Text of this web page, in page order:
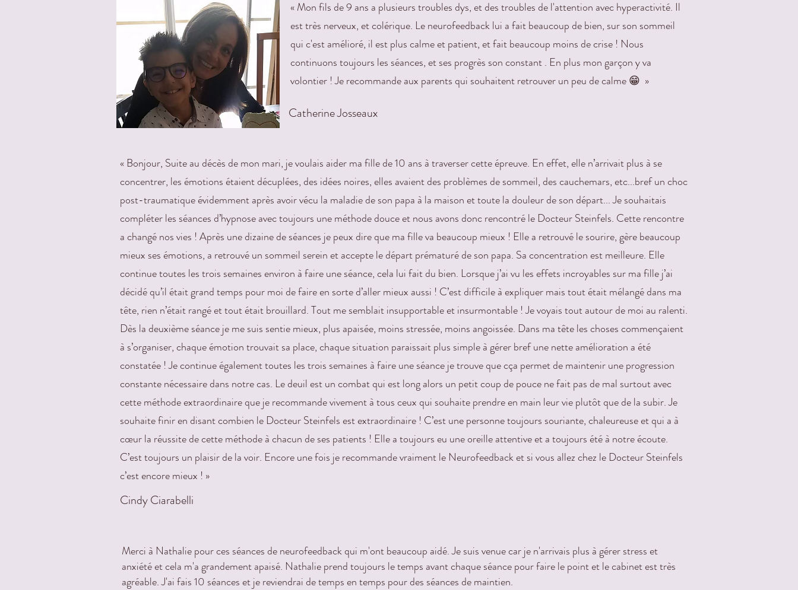
« Mon fils de 9 ans a plusieurs troubles dys, et des troubles de l'attention avec hyperactivité. Il
est très nerveux, et colérique. Le neurofeedback lui a fait beaucoup de bien, sur son sommeil
qui c'est amélioré, il est plus calme et patient, et fait beaucoup moins de crise ! Nous
continuons toujours les séances, et ses progrès son constant . En plus mon garçon y va
volontier ! Je recommande aux parents qui souhaitent retrouver un peu de calme 😁 »
Catherine Josseaux
« Bonjour, Suite au décès de mon mari, je voulais aider ma fille de 10 ans à traverser cette épreuve. En effet, elle n’arrivait plus à se
concentrer, les émotions étaient décuplées, des idées noires, elles avaient des problèmes de sommeil, des cauchemars, etc...bref un choc
post-traumatique évidemment après avoir vécu la maladie de son papa à la maison et toute la douleur de son départ... Je souhaitais
compléter les séances d’hypnose avec toujours une méthode douce et nous avons donc rencontré le Docteur Steinfels. Cette rencontre
a changé nos vies ! Après une dizaine de séances je peux dire que ma fille va beaucoup mieux ! Elle a retrouvé le sourire, gère beaucoup
mieux ses émotions, a retrouvé un sommeil serein et accepte le départ prématuré de son papa. Sa concentration est meilleure. Elle
continue toutes les trois semaines environ à faire une séance, cela lui fait du bien. Lorsque j’ai vu les effets incroyables sur ma fille j’ai
décidé qu’il était grand temps pour moi de faire en sorte d’aller mieux aussi ! C’est difficile à expliquer mais tout était mélangé dans ma
tête, rien n’était rangé et tout était brouillard. Tout me semblait insupportable et insurmontable ! Je voyais tout autour de moi au ralenti.
Dès la deuxième séance je me suis sentie mieux, plus apaisée, moins stressée, moins angoissée. Dans ma tête les choses commençaient
à s’organiser, chaque émotion trouvait sa place, chaque situation paraissait plus simple à gérer bref une nette amélioration a été
constatée ! Je continue également toutes les trois semaines à faire une séance je trouve que cça permet de maintenir une progression
constante nécessaire dans notre cas. Le deuil est un combat qui est long alors un petit coup de pouce ne fait pas de mal surtout avec
cette méthode extraordinaire que je recommande vivement à tous ceux qui souhaite prendre en main leur vie plutôt que de la subir. Je
souhaite finir en disant combien le Docteur Steinfels est extraordinaire ! C’est une personne toujours souriante, chaleureuse et qui a à
cœur la réussite de cette méthode à chacun de ses patients ! Elle a toujours eu une oreille attentive et a toujours été à notre écoute.
C’est toujours un plaisir de la voir. Encore une fois je recommande vraiment le Neurofeedback et si vous allez chez le Docteur Steinfels
c’est encore mieux ! »
Cindy Ciarabelli
Merci à Nathalie pour ces séances de neurofeedback qui m'ont beaucoup aidé. Je suis venue car je n'arrivais plus à gérer stress et
anxiété et cela m'a grandement apaisé. Nathalie prend toujours le temps avant chaque séance pour faire le point et le cabinet est très
agréable. J'ai fais 10 séances et je reviendrai de temps en temps pour des séances de maintien.